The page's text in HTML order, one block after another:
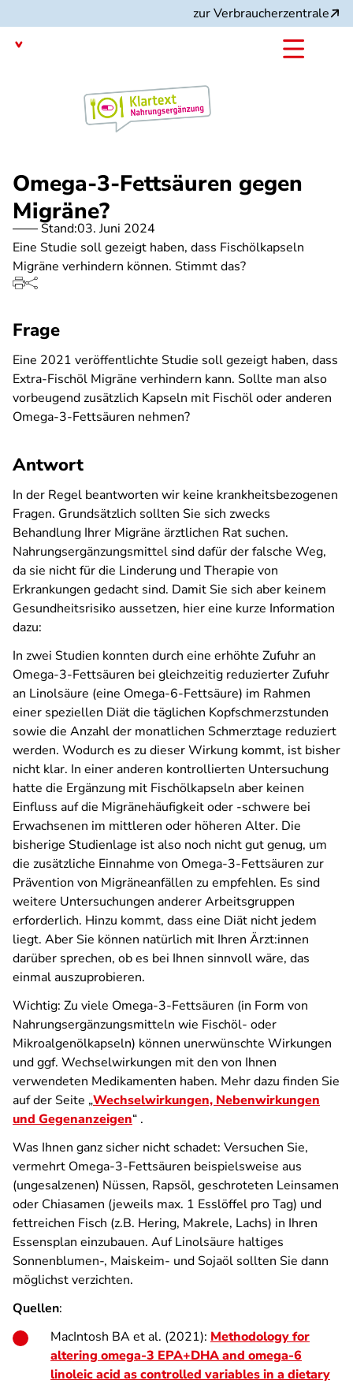
zum
Inhalt
zur Verbraucherzentrale
Omega-3-Fettsäuren gegen
Migräne?
Stand:03. Juni 2024
Eine Studie soll gezeigt haben, dass Fischölkapseln
Migräne verhindern können. Stimmt das?
Frage
Eine 2021 veröffentlichte Studie soll gezeigt haben, dass
Extra-Fischöl Migräne verhindern kann. Sollte man also
vorbeugend zusätzlich Kapseln mit Fischöl oder anderen
Omega-3-Fettsäuren nehmen?
Antwort
In der Regel beantworten wir keine krankheitsbezogenen
Fragen. Grundsätzlich sollten Sie sich zwecks
Behandlung Ihrer Migräne ärztlichen Rat suchen.
Nahrungsergänzungsmittel sind dafür der falsche Weg,
da sie nicht für die Linderung und Therapie von
Erkrankungen gedacht sind. Damit Sie sich aber keinem
Gesundheitsrisiko aussetzen, hier eine kurze Information
dazu:
In zwei Studien konnten durch eine erhöhte Zufuhr an
Omega-3-Fettsäuren bei gleichzeitig reduzierter Zufuhr
an Linolsäure (eine Omega-6-Fettsäure) im Rahmen
einer speziellen Diät die täglichen Kopfschmerzstunden
sowie die Anzahl der monatlichen Schmerztage reduziert
werden. Wodurch es zu dieser Wirkung kommt, ist bisher
nicht klar. In einer anderen kontrollierten Untersuchung
hatte die Ergänzung mit Fischölkapseln aber keinen
Einfluss auf die Migränehäufigkeit oder -schwere bei
Erwachsenen im mittleren oder höheren Alter. Die
bisherige Studienlage ist also noch nicht gut genug, um
die zusätzliche Einnahme von Omega-3-Fettsäuren zur
Prävention von Migräneanfällen zu empfehlen. Es sind
weitere Untersuchungen anderer Arbeitsgruppen
erforderlich. Hinzu kommt, dass eine Diät nicht jedem
liegt. Aber Sie können natürlich mit Ihren Ärzt:innen
darüber sprechen, ob es bei Ihnen sinnvoll wäre, das
einmal auszuprobieren.
Wichtig: Zu viele Omega-3-Fettsäuren (in Form von
Nahrungsergänzungsmitteln wie Fischöl- oder
Mikroalgenölkapseln) können unerwünschte Wirkungen
und ggf. Wechselwirkungen mit den von Ihnen
verwendeten Medikamenten haben. Mehr dazu finden Sie
auf der Seite „Wechselwirkungen, Nebenwirkungen
und Gegenanzeigen“ .
Was Ihnen ganz sicher nicht schadet: Versuchen Sie,
vermehrt Omega-3-Fettsäuren beispielsweise aus
(ungesalzenen) Nüssen, Rapsöl, geschroteten Leinsamen
oder Chiasamen (jeweils max. 1 Esslöffel pro Tag) und
fettreichen Fisch (z.B. Hering, Makrele, Lachs) in Ihren
Essensplan einzubauen. Auf Linolsäure haltiges
Sonnenblumen-, Maiskeim- und Sojaöl sollten Sie dann
möglichst verzichten.
Quellen:
MacIntosh BA et al. (2021): Methodology for
altering omega-3 EPA+DHA and omega-6
linoleic acid as controlled variables in a dietary